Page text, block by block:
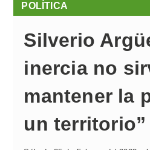
POLÍTICA
Silverio
inercia no
mantener la
un territorio”